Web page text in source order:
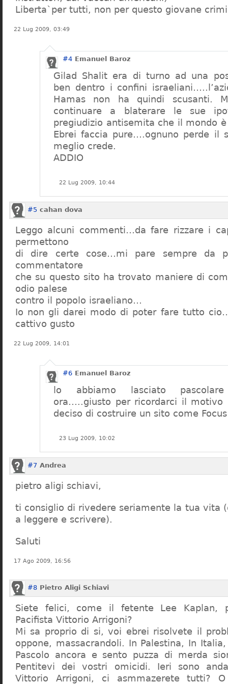
Liberta`per tutti, non per questo giovane
22 Lug 2009, 03:49
#4 Emanuel Baroz
Gilad Shalit era di turno ad una
ben dentro i confini
Hamas non ha quindi scusanti.
continuare a blaterare le sue
pregiudizio antisemita che il mondo
Ebrei faccia pure….ognuno perde il
meglio crede.
ADDIO
22 Lug 2009, 10:44
#5 cahan dova
Leggo alcuni commenti…da fare rizzare i
permettono
di dire certe cose…mi pare sempre da
commentatore
che su questo sito ha trovato maniere di
odio palese
contro il popolo israeliano…
Io non gli darei modo di poter fare tutto
cattivo gusto
22 Lug 2009, 14:01
#6 Emanuel Baroz
lo abbiamo lasciato
ora…..giusto per ricordarci il motivo
deciso di costruire un sito come
23 Lug 2009, 10:02
#7 Andrea
pietro aligi schiavi,
ti consiglio di rivedere seriamente la tua vita
a leggere e scrivere).
Saluti
17 Ago 2009, 16:56
#8 Pietro Aligi Schiavi
Siete felici, come il fetente Lee Kaplan,
Pacifista Vittorio Arrigoni?
Mi sa proprio di si, voi ebrei risolvete il
oppone, massacrandoli. In Palestina, In
Pascolo ancora e sento puzza di merda
Pentitevi dei vostri omicidi. Ieri sono
Vittorio Arrigoni, ci asmmazerete tutti?